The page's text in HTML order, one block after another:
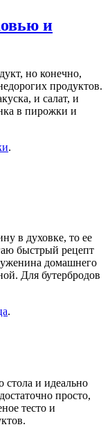
и
но конечно,
продуктов.
и салат, и
в пирожки и
.
в духовке, то ее
быстрый рецепт
домашнего
Для бутербродов
.
стола и идеально
просто,
тесто и